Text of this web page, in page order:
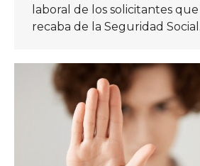
laboral de los solicitantes que
recaba de la Seguridad